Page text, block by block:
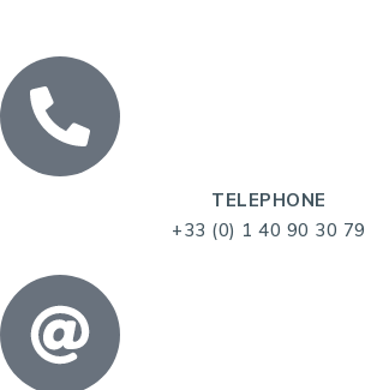
TELEPHONE
+33 (0) 1 40 90 30 79